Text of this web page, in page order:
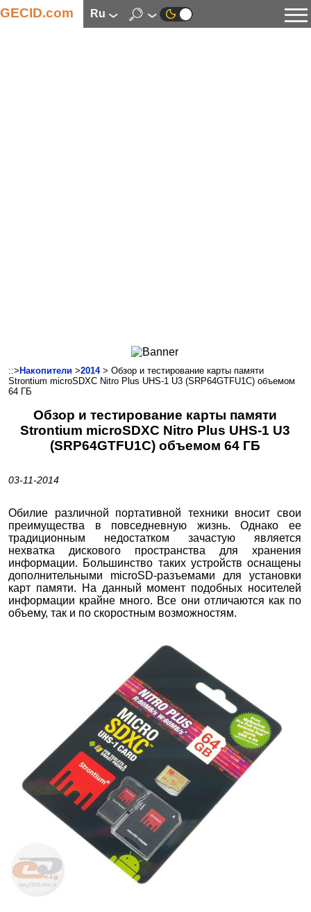
GECID.com ru
Смартфоны
Коммуникации
Периферия
Программное обеспечение
Игры
::> Накопители >2014> Обзор и тестирование карты памяти
Strontium microSDXC Nitro Plus UHS-1 U3 (SRP64GTFU1C) объемом
64 ГБ
Обзор и тестирование карты памяти
Strontium microSDXC Nitro Plus UHS-1 U3
(SRP64GTFU1C) объемом 64 ГБ
03-11-2014
Обилие различной портативной техники вносит свои
преимущества в повседневную жизнь. Однако ее
традиционным недостатком зачастую является
нехватка дискового пространства для хранения
информации. Большинство таких устройств оснащены
дополнительными microSD-разъемами для установки
карт памяти. На данный момент подобных носителей
информации крайне много. Все они отличаются как по
объему, так и по скоростным возможностям.